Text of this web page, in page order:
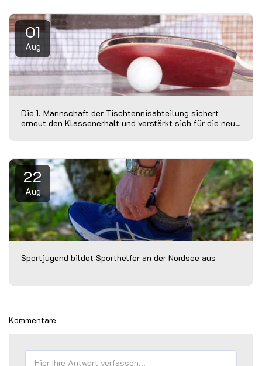
01
Aug
Die 1. Mannschaft der Tischtennisabteilung sichert
erneut den Klassenerhalt und verstärkt sich für die neue
22
Aug
Sportjugend bildet Sporthelfer an der Nordsee aus
Kommentare